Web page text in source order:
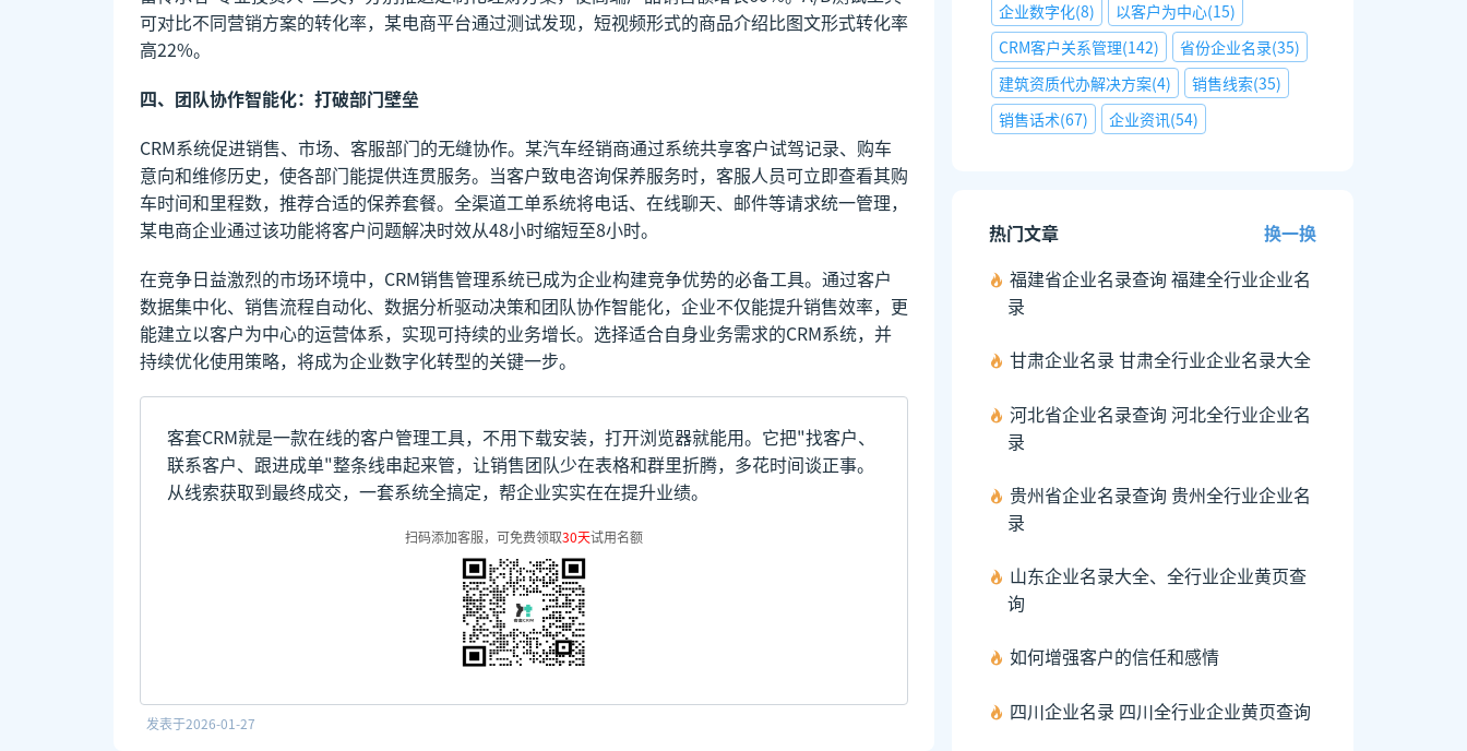
可对比不同营销方案的转化率，某电商平台通过测试发现，短视频形式的商品介绍比图文形式转化率
高22%。
四、团队协作智能化：打破部门壁垒
CRM系统促进销售、市场、客服部门的无缝协作。某汽车经销商通过系统共享客户试驾记录、购车
意向和维修历史，使各部门能提供连贯服务。当客户致电咨询保养服务时，客服人员可立即查看其购
车时间和里程数，推荐合适的保养套餐。全渠道工单系统将电话、在线聊天、邮件等请求统一管理，
某电商企业通过该功能将客户问题解决时效从48小时缩短至8小时。
在竞争日益激烈的市场环境中，CRM销售管理系统已成为企业构建竞争优势的必备工具。通过客户
数据集中化、销售流程自动化、数据分析驱动决策和团队协作智能化，企业不仅能提升销售效率，更
能建立以客户为中心的运营体系，实现可持续的业务增长。选择适合自身业务需求的CRM系统，并
持续优化使用策略，将成为企业数字化转型的关键一步。
客套CRM就是一款在线的客户管理工具，不用下载安装，打开浏览器就能用。它把"找客户、
联系客户、跟进成单"整条线串起来管，让销售团队少在表格和群里折腾，多花时间谈正事。
从线索获取到最终成交，一套系统全搞定，帮企业实实在在提升业绩。
扫码添加客服，可免费领取30天试用名额
发表于2026-01-27
企业数字化(8) 以客户为中心(15)
CRM客户关系管理(142) 省份企业名录(35)
建筑资质代办解决方案(4) 销售线索(35)
销售话术(67) 企业资讯(54)
热门文章
换一换
福建省企业名录查询 福建全行业企业名
录
甘肃企业名录 甘肃全行业企业名录大全
河北省企业名录查询 河北全行业企业名
录
贵州省企业名录查询 贵州全行业企业名
录
山东企业名录大全、全行业企业黄页查
询
如何增强客户的信任和感情
四川企业名录 四川全行业企业黄页查询